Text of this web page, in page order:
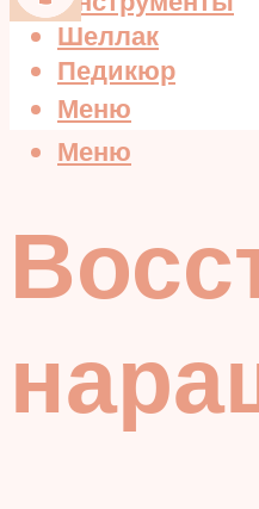
Шеллак
Педикюр
Меню
Меню